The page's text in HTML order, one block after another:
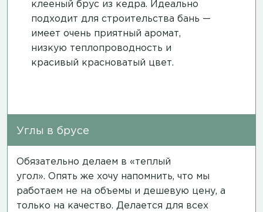
клееный брус из кедра. Идеально
подходит для строительства бань —
имеет очень приятный аромат,
низкую теплопроводность и
красивый красноватый цвет.
Углы в брусе
Обязательно делаем в «теплый
угол». Опять же хочу напомнить, что мы
работаем не на объемы и дешевую цену, а
только на качество. Делается для всех